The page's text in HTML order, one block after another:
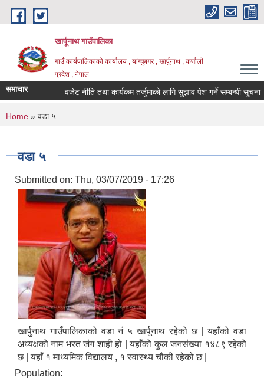
Skip to main content
खार्पूनाथ गाउँपालिका
गाउँ कार्यपालिकाको कार्यालय , यांग्चुबगर , खार्पूनाथ , कर्णाली
प्रदेश , नेपाल
समाचार वजेट नीति तथा कार्यकम तर्जुमाको लागि सुझाव पेश गर्ने सम्बन्धी सूचना ।
You are here
Home » वडा ५
वडा ५
Submitted on: Thu, 03/07/2019 - 17:26
खार्पुनाथ गाउँपालिकाको वडा नं ५ खार्पूनाथ रहेको छ | यहाँको वडा
अध्यक्षको नाम भरत जंग शाही हो | यहाँको कुल जनसंख्या १४८९ रहेको
छ | यहाँ १ माध्यमिक विद्यालय , १ स्वास्थ्य चौकी रहेको छ |
Population: